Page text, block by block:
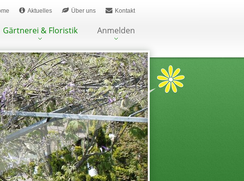
Gärtnerei & Floristik Anmelden
Aktuelles Über uns Kontakt